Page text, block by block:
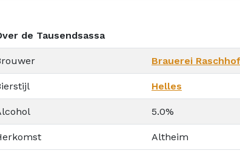
de Tausendsassa
Brauerei
Helles
5.0%
Altheim